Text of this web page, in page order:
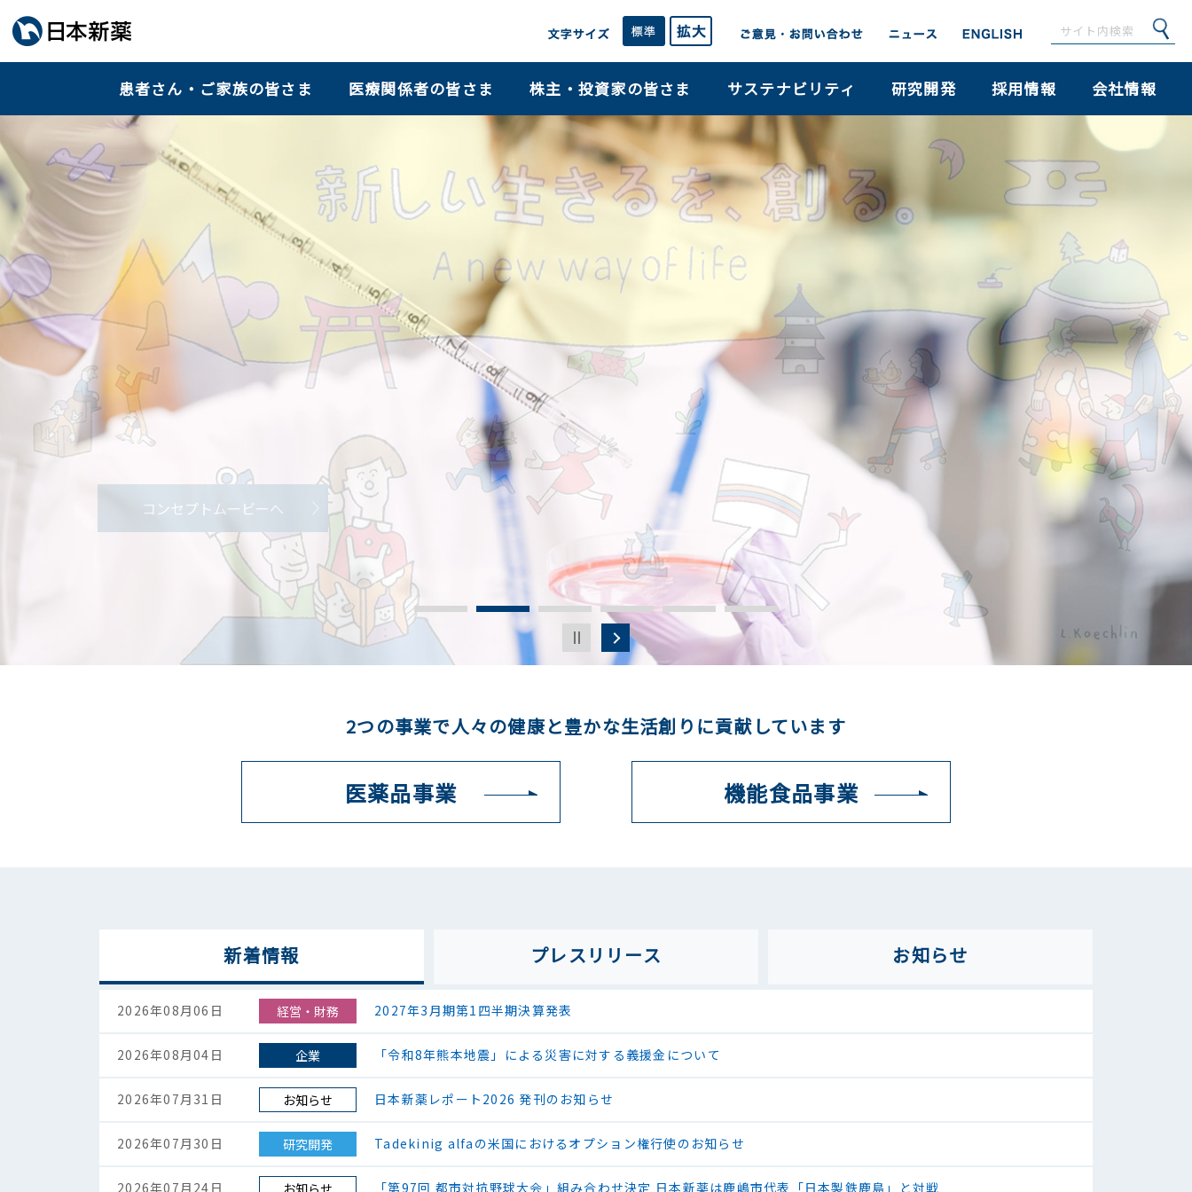
患者さん・ご家族の皆さま 医療関係者の皆さま 株主・投資家の皆さま サステナビリティ 研究開発 採用情報 会社情報
コンセプトムービーへ
独自技術で難病に挑む
Tackling intractable diseases with our proprietary technologies.
2つの事業で人々の健康と豊かな生活創りに貢献しています
医薬品事業 機能食品事業
新着情報 プレス リリース お知らせ
2026年08月06日 経営・財務 2027年3月期第1四半期決算発表
2026年08月04日 企業 「令和8年熊本地震」による災害に対する義援金について
2026年07月31日 お知らせ 日本新薬レポート2026 発刊のお知らせ
2026年07月30日 研究開発 Tadekinig alfaの米国におけるオプション権行使のお知らせ
2026年07月24日 「第97回 都市対抗野球大会」組み合わせ決定 日本新薬は鹿嶋市代表「日本製鉄鹿島」と対戦